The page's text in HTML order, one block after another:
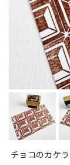
チョコのカケラ